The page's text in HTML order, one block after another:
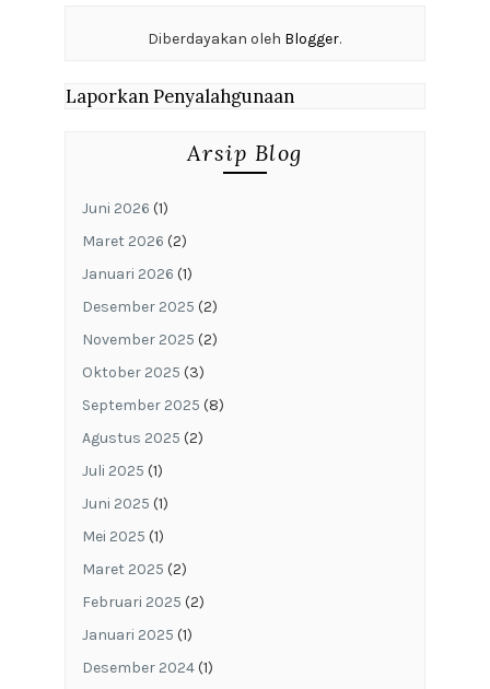
Diberdayakan oleh Blogger.
Laporkan Penyalahgunaan
Arsip Blog
Juni 2026 (1)
Maret 2026 (2)
Januari 2026 (1)
Desember 2025 (2)
November 2025 (2)
Oktober 2025 (3)
September 2025 (8)
Agustus 2025 (2)
Juli 2025 (1)
Juni 2025 (1)
Mei 2025 (1)
Maret 2025 (2)
Februari 2025 (2)
Januari 2025 (1)
Desember 2024(1)